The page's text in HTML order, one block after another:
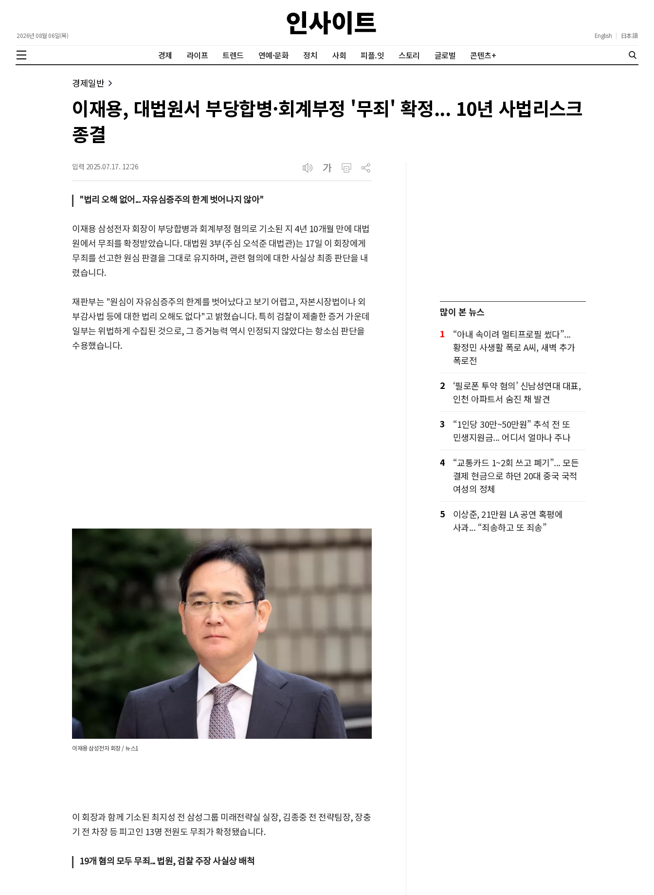
2026년 08월 06일(목) English | 日本語
경제 라이프 트렌드 연예·문화 정치 사회 피플.잇 스토리 글로벌 콘텐츠+
경제일반
이재용, 대법원서 부당합병·회계부정 '무죄' 확정... 10년 사법리스크
종결
입력 2025.07.17. 12:26
"법리 오해 없어... 자유심증주의 한계 벗어나지 않아"
이재용 삼성전자 회장이 부당합병과 회계부정 혐의로 기소된 지 4년 10개월 만에 대법
원에서 무죄를 확정받았습니다. 대법원 3부(주심 오석준 대법관)는 17일 이 회장에게
무죄를 선고한 원심 판결을 그대로 유지하며, 관련 혐의에 대한 사실상 최종 판단을 내
렸습니다.
재판부는 "원심이 자유심증주의 한계를 벗어났다고 보기 어렵고, 자본시장법이나 외
부감사법 등에 대한 법리 오해도 없다"고 밝혔습니다. 특히 검찰이 제출한 증거 가운데
일부는 위법하게 수집된 것으로, 그 증거능력 역시 인정되지 않았다는 항소심 판단을
수용했습니다.
이재용 삼성전자 회장 / 뉴스1
이 회장과 함께 기소된 최지성 전 삼성그룹 미래전략실 실장, 김종중 전 전략팀장, 장충
기 전 차장 등 피고인 13명 전원도 무죄가 확정됐습니다.
19개 혐의 모두 무죄... 법원, 검찰 주장 사실상 배척
많이 본 뉴스
1
“아내 속이려 멀티프로필 썼다”...
황정민 사생활 폭로 A씨, 새벽 추가
폭로전
2
‘필로폰 투약 혐의’ 신남성연대 대표,
인천 아파트서 숨진 채 발견
3
“1인당 30만~50만원” 추석 전 또
민생지원금... 어디서 얼마나 주나
4
“교통카드 1~2회 쓰고 폐기”... 모든
결제 현금으로 하던 20대 중국 국적
여성의 정체
5
이상준, 21만원 LA 공연 혹평에
사과... “죄송하고 또 죄송”